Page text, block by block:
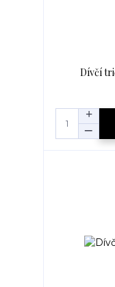
Dívčí